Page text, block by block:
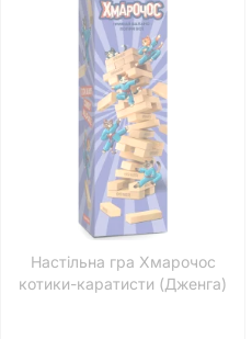
Настільна гра Хмарочос
котики-каратисти (Дженга)